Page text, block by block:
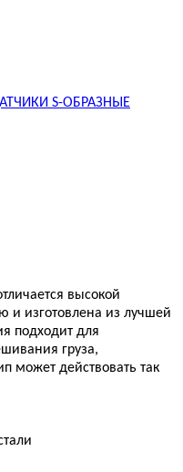
S-ОБРАЗНЫЕ
высокой
и изготовлена из лучшей
подходит для
груза,
может действовать так